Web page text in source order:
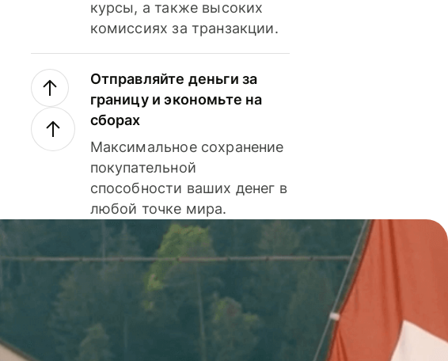
курсы, а также высоких
комиссиях за транзакции.
Отправляйте деньги за
границу и экономьте на
сборах
Максимальное сохранение
покупательной
способности ваших денег в
любой точке мира.